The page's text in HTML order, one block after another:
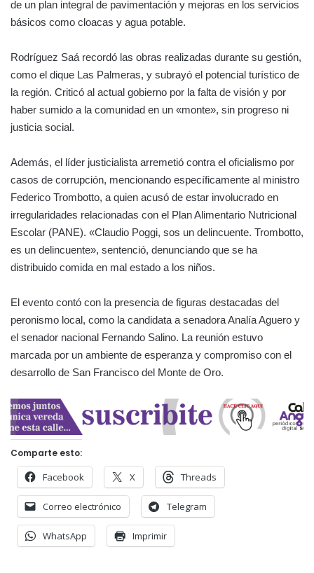
de un plan integral de pavimentación y mejoras en los servicios
básicos como cloacas y agua potable.
Rodríguez Saá recordó las obras realizadas durante su gestión,
como el dique Las Palmeras, y subrayó el potencial turístico de
la región. Criticó al actual gobierno por la falta de visión y por
haber sumido a la comunidad en un «monte», sin progreso ni
justicia social.
Además, el líder justicialista arremetió contra el oficialismo por
casos de corrupción, mencionando específicamente al ministro
Federico Trombotto, a quien acusó de estar involucrado en
irregularidades relacionadas con el Plan Alimentario Nutricional
Escolar (PANE). «Claudio Poggi, sos un delincuente. Trombotto,
es un delincuente», sentenció, denunciando que se ha
distribuido comida en mal estado a los niños.
El evento contó con la presencia de figuras destacadas del
peronismo local, como la candidata a senadora Analía Aguero y
el senador nacional Fernando Salino. La reunión estuvo
marcada por un ambiente de esperanza y compromiso con el
desarrollo de San Francisco del Monte de Oro.
Comparte esto:
Facebook X Threads
Correo electrónico Telegram
WhatsApp Imprimir